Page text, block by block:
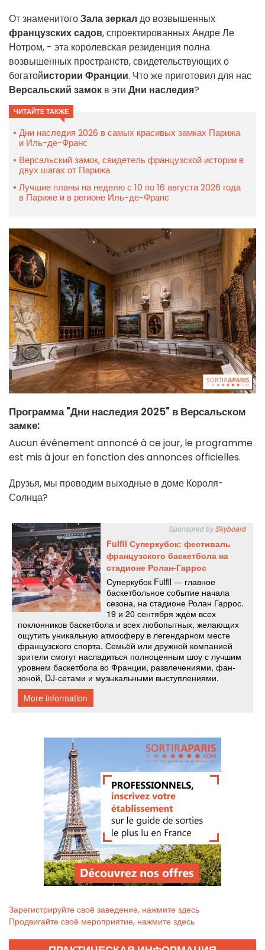
От знаменитогоЗала зеркал до возвышенных
французских садов, спроектированных Андре Ле
Нотром, - эта королевская резиденция полна
возвышенных пространств, свидетельствующих о
богатойистории Франции. Что же приготовил для нас
Версальский замок в эти Дни наследия?
ЧИТАЙТЕ ТАКЖЕ
Дни наследия 2026 в самых красивых замках Парижа
и Иль-де-Франс
Версальский замок, свидетель французской истории в
двух шагах от Парижа
Лучшие планы на неделю с 10 по 16 августа 2026 года
в Париже и в регионе Иль-де-Франс
Программа "Дни наследия 2025" в Версальском
замке:
Aucun événement annoncé à ce jour, le programme
est mis à jour en fonction des annonces officielles.
Друзья, мы проводим выходные в доме Короля-
Солнца?
Зарегистрируйте своё заведение, нажмите здесь
Продвигайте своё мероприятие, нажмите здесь